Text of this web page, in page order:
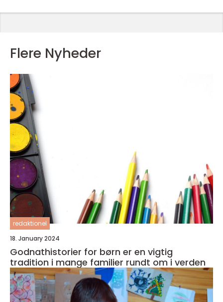
Flere Nyheder
redaktionel
18. January 2024
Godnathistorier for børn er en vigtig
tradition i mange familier rundt om i verden